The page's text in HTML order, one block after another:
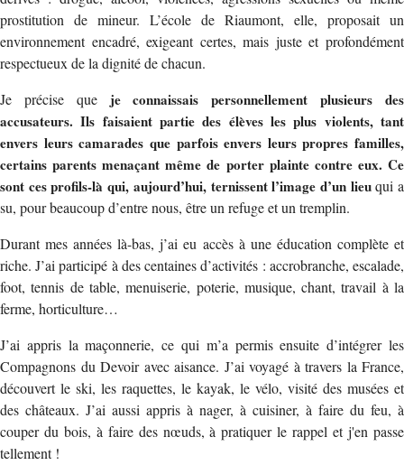
prostitution de mineur. L’école de Riaumont, elle, proposait un
environnement encadré, exigeant certes, mais juste et profondément
respectueux de la dignité de chacun.
Je précise que je connaissais personnellement plusieurs des
accusateurs. Ils faisaient partie des élèves les plus violents, tant
envers leurs camarades que parfois envers leurs propres familles,
certains parents menaçant même de porter plainte contre eux. Ce
sont ces profils-là qui, aujourd’hui, ternissent l’image d’un lieuqui a
su, pour beaucoup d’entre nous, être un refuge et un tremplin.
Durant mes années là-bas, j’ai eu accès à une éducation complète et
riche. J’ai participé à des centaines d’activités : accrobranche, escalade,
foot, tennis de table, menuiserie, poterie, musique, chant, travail à la
ferme, horticulture…
J’ai appris la maçonnerie, ce qui m’a permis ensuite d’intégrer les
Compagnons du Devoir avec aisance. J’ai voyagé à travers la France,
découvert le ski, les raquettes, le kayak, le vélo, visité des musées et
des châteaux. J’ai aussi appris à nager, à cuisiner, à faire du feu, à
couper du bois, à faire des nœuds, à pratiquer le rappel et j'en passe
tellement !